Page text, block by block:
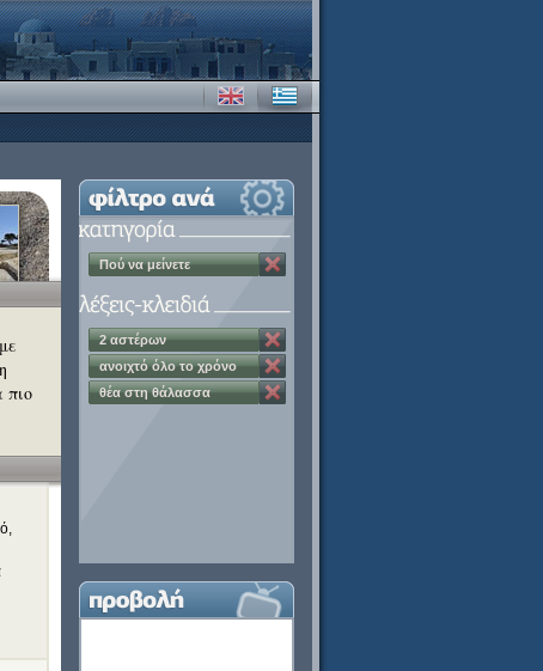
πιο
Πού να μείνετε
2 αστέρων
ανοιχτό όλο το χρόνο
θέα στη θάλασσα